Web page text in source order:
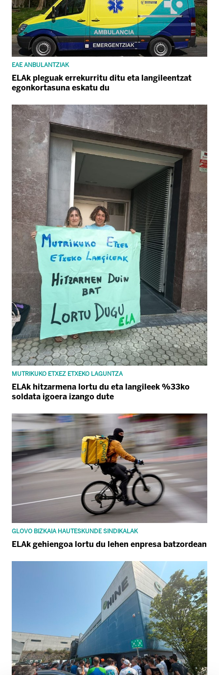
EAE ANBULANTZIAK
ELAk pleguak errekurritu ditu eta langileentzat
egonkortasuna eskatu du
MUTRIKUKO ETXEZ ETXEKO LAGUNTZA
ELAk hitzarmena lortu du eta langileek %33ko
soldata igoera izango dute
GLOVO BIZKAIA HAUTESKUNDE SINDIKALAK
ELAk gehiengoa lortu du lehen enpresa batzordean